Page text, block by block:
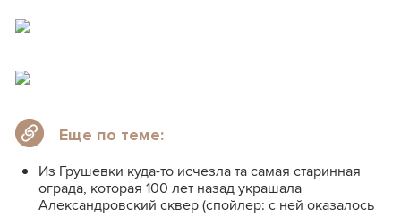
Еще по теме:
Из Грушевки куда-то исчезла та самая старинная
ограда, которая 100 лет назад украшала
Александровский сквер (спойлер: с ней оказалось